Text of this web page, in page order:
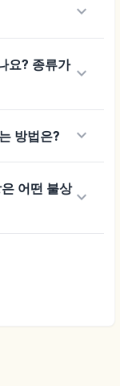
keyboard_arrow_down
요? 종류가 keyboard_arrow_down
방법은? keyboard_arrow_down
어떤 불상 keyboard_arrow_down